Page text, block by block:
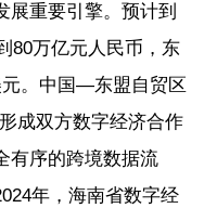
展重要引擎。预计到
80万亿元人民币，东
。中国—东盟自贸区
成双方数字经济合作
有序的跨境数据流
年，海南省数字经